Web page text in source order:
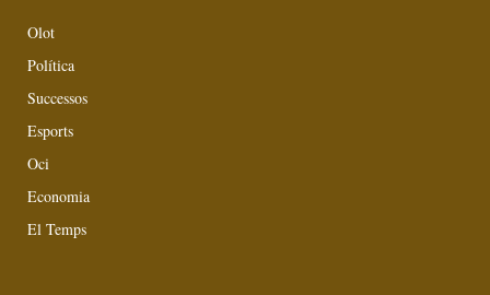
Olot
Política
Successos
Esports
Oci
Economia
El Temps